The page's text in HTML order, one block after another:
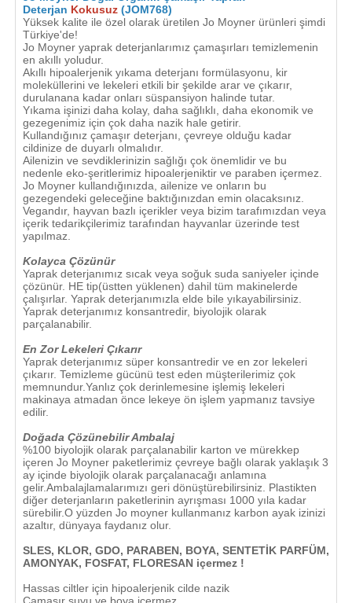
Deterjan Kokusuz(JOM768)
Yüksek kalite ile özel olarak üretilen Jo Moyner ürünleri şimdi
Türkiye'de!
Jo Moyner yaprak deterjanlarımız çamaşırları temizlemenin
en akıllı yoludur.
Akıllı hipoalerjenik yıkama deterjanı formülasyonu, kir
moleküllerini ve lekeleri etkili bir şekilde arar ve çıkarır,
durulanana kadar onları süspansiyon halinde tutar.
Yıkama işinizi daha kolay, daha sağlıklı, daha ekonomik ve
gezegenimiz için çok daha nazik hale getirir.
Kullandığınız çamaşır deterjanı, çevreye olduğu kadar
cildinize de duyarlı olmalıdır.
Ailenizin ve sevdiklerinizin sağlığı çok önemlidir ve bu
nedenle eko-şeritlerimiz hipoalerjeniktir ve paraben içermez.
Jo Moyner kullandığınızda, ailenize ve onların bu
gezegendeki geleceğine baktığınızdan emin olacaksınız.
Vegandır, hayvan bazlı içerikler veya bizim tarafımızdan veya
içerik tedarikçilerimiz tarafından hayvanlar üzerinde test
yapılmaz.
Kolayca Çözünür
Yaprak deterjanımız sıcak veya soğuk suda saniyeler içinde
çözünür. HE tip(üstten yüklenen) dahil tüm makinelerde
çalışırlar. Yaprak deterjanımızla elde bile yıkayabilirsiniz.
Yaprak deterjanımız konsantredir, biyolojik olarak
parçalanabilir.
En Zor Lekeleri Çıkarır
Yaprak deterjanımız süper konsantredir ve en zor lekeleri
çıkarır. Temizleme gücünü test eden müşterilerimiz çok
memnundur.Yanlız çok derinlemesine işlemiş lekeleri
makinaya atmadan önce lekeye ön işlem yapmanız tavsiye
edilir.
Doğada Çözünebilir Ambalaj
%100 biyolojik olarak parçalanabilir karton ve mürekkep
içeren Jo Moyner paketlerimiz çevreye bağlı olarak yaklaşık 3
ay içinde biyolojik olarak parçalanacağı anlamına
gelir.Ambalajlamalarımızı geri dönüştürebilirsiniz. Plastikten
diğer deterjanların paketlerinin ayrışması 1000 yıla kadar
sürebilir.O yüzden Jo moyner kullanmanız karbon ayak izinizi
azaltır, dünyaya faydanız olur.
SLES, KLOR, GDO, PARABEN, BOYA, SENTETİK PARFÜM,
AMONYAK, FOSFAT, FLORESAN içermez !
Hassas ciltler için hipoalerjenik cilde nazik
Çamaşır suyu ve boya içermez